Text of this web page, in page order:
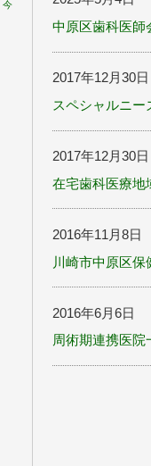
今
中原区歯科医師
2017年12月30日
スペシャルニー
2017年12月30日
在宅歯科医療地
2016年11月8日
川崎市中原区
2016年6月6日
周術期連携医院